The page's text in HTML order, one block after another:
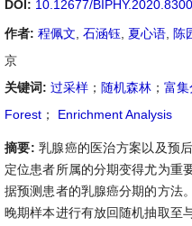
DOI: 10.12677/
作者: 程佩文 石涵钰 夏心语 陈
京
关键词: 过采样 ； 随机森林 ； 富集
Forest ； Enrichment Analysis
摘要: 乳腺癌的医治方案以及预
定位患者所属的分期变得尤为重
据预测患者的乳腺癌分期的方法
晚期样本进行有放回随机抽取至